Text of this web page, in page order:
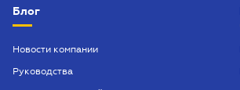
Блог
Новости компании
Руководства